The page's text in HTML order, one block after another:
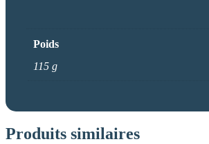
Poids
115 g
Produits similaires